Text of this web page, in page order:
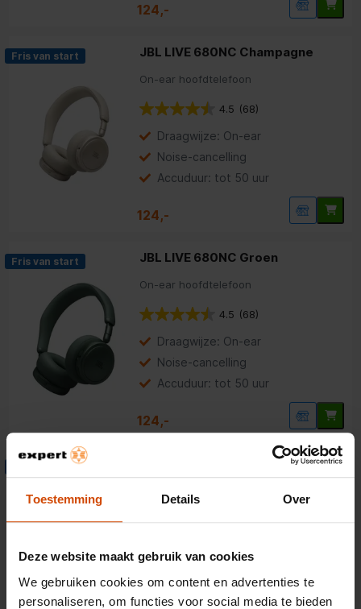
Toestemming Details Over
Deze website maakt gebruik van cookies
We gebruiken cookies om content en advertenties te
personaliseren, om functies voor social media te bieden
124,-
Fris van start JBL LIVE 680NC Champagne
On-ear hoofdtelefoon
4.5 (68)
Draagwijze: On-ear
Noise-cancelling
Accuduur: tot 50 uur
124,-
Fris van start JBL LIVE 680NC Groen
On-ear hoofdtelefoon
4.5 (68)
Draagwijze: On-ear
Noise-cancelling
Accuduur: tot 50 uur
124,-
Fris van start JBL LIVE 680NC Oranje
Accuduur: tot 50 uur